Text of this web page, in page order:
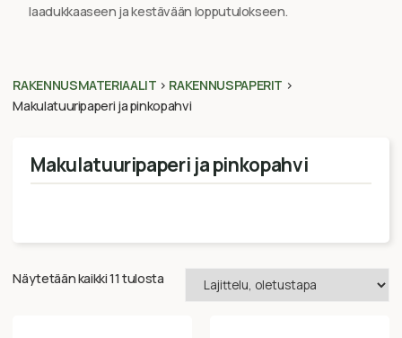
laadukkaaseen ja kestävään lopputulokseen.
RAKENNUSMATERIAALIT > RAKENNUSPAPERIT >
Makulatuuripaperi ja pinkopahvi
Makulatuuripaperi ja pinkopahvi
Näytetään kaikki 11 tulosta